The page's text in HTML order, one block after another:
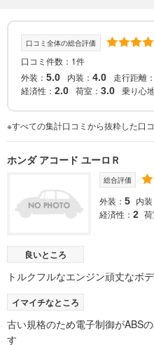
口コミ全体の総合評価
口コミ件数：1件
外装： 5.0 内装： 4.0 走行距離：
経済性： 2.0 荷室： 3.0 乗り心
※すべての集計口コミから抜粋した口
ホンダ アコード ユーロＲ
総合評価
外装： 5 内装
経済性： 2 荷
良いところ
トルクフルなエンジン頑丈なボ
イマイチなところ
古い規格のため電子制御がABS
す